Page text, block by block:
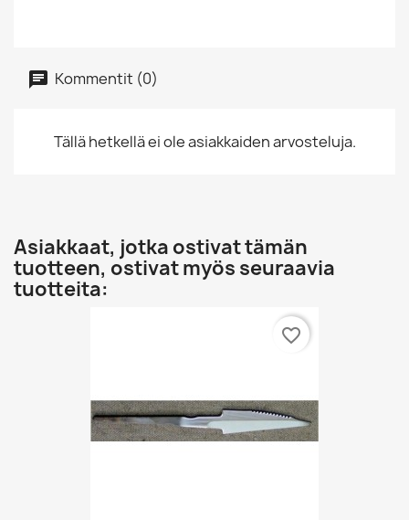
Kommentit (0)
Tällä hetkellä ei ole asiakkaiden arvosteluja.
Asiakkaat, jotka ostivat tämän
tuotteen, ostivat myös seuraavia
tuotteita:
favorite_border